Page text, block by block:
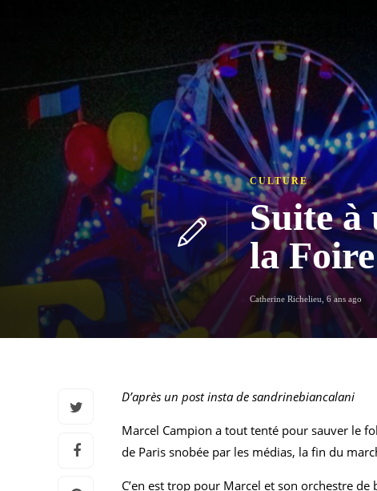
CULTURE
Suite à
la
Catherine Richelieu 6 ans ago
D’après un post insta de sandrinebiancalani
Marcel Campion a tout tenté pour sauver le
de Paris snobée par les médias, la fin du
C’en est trop pour Marcel et son orchestre